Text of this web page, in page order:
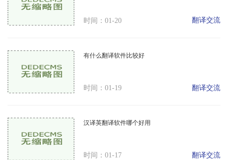
时间：01-20 翻译交流
有什么翻译软件比较好
时间：01-19 翻译交流
汉译英翻译软件哪个好用
时间：01-17 翻译交流